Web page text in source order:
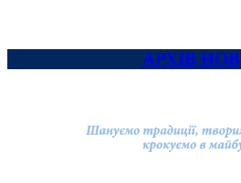
АРХІВ